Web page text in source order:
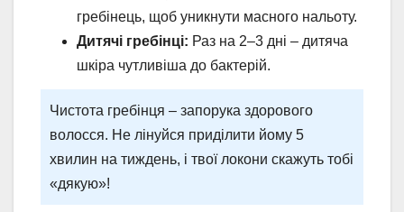
гребінець, щоб уникнути масного нальоту.
Дитячі гребінці: Раз на 2–3 дні – дитяча
шкіра чутливіша до бактерій.
Чистота гребінця – запорука здорового
волосся. Не лінуйся приділити йому 5
хвилин на тиждень, і твої локони скажуть тобі
«дякую»!